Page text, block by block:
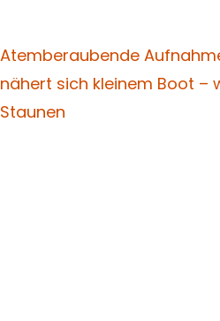
Atemberaubende
nähert sich kleinem Boot –
Staunen